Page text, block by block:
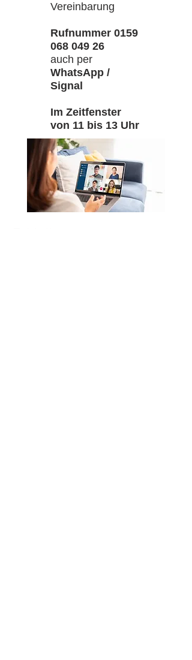
Vereinbarung
Rufnummer 0159
068 049 26
auch per
WhatsApp /
Signal
Im Zeitfenster
von 11 bis 13 Uhr